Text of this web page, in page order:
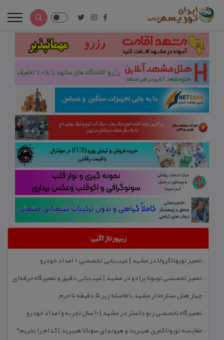
ریپورتاژ آگهی
:: تعمیر تویوتا كرولا در مشهد | عیب‌یابی تخصصی + امداد خودرو
:: تعمیر تخصصی تویوتا پرادو در مشهد | عیب‌یابی دقیق و تعمیرگاه حرفه‌ای
::چهار هتل‌ ستاره‌دار مشهد با فاصله زیر 5 دقیقه تا حرم
:: تعمیرگاه تخصصی رنو داستر در مشهد | ۱۰ سال تجربه و امداد خودرو
:: مقایسه تویوتا كمری هیبرید و هیوندای سوناتا هیبرید | كدام را بخریم؟